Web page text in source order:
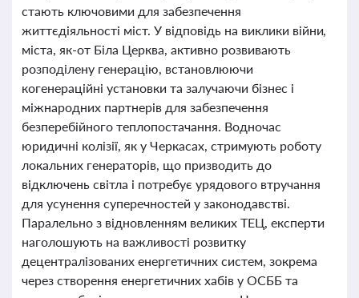
стають ключовими для забезпечення
життєдіяльності міст. У відповідь на виклики війни,
міста, як-от Біла Церква, активно розвивають
розподілену генерацію, встановлюючи
когенераційні установки та залучаючи бізнес і
міжнародних партнерів для забезпечення
безперебійного теплопостачання. Водночас
юридичні колізії, як у Черкасах, стримують роботу
локальних генераторів, що призводить до
відключень світла і потребує урядового втручання
для усунення суперечностей у законодавстві.
Паралельно з відновленням великих ТЕЦ, експерти
наголошують на важливості розвитку
децентралізованих енергетичних систем, зокрема
через створення енергетичних хабів у ОСББ та